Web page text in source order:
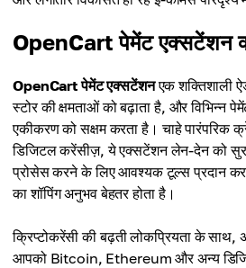
OpenCart पेमेंट एक्सटेंशन
OpenCart पेमेंट एक्सटेंशनएक शक्तिशाली
स्टोर की क्षमताओं को बढ़ाता है, और विभिन्न
एकीकरण को सक्षम करता है। चाहे पारंपरिक
डिजिटल करेंसीज़, ये एक्सटेंशन लेन-देन को
प्रोसेस करने के लिए आवश्यक टूल्स प्रदान
का शॉपिंग अनुभव बेहतर होता है।
क्रिप्टोकरेंसी की बढ़ती लोकप्रियता के
आपको Bitcoin, Ethereum और अन्य